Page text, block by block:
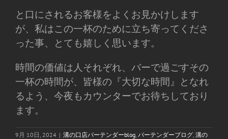
と口にされるお客様をよくお見かけします
が、私はこの一杯のために立ち寄ってくださ
った事、とても嬉しく思います。
時間の価値は人それぞれ、バーで過ごすその
一杯の時間が、皆様の『大切な時間』となれ
るよう、今夜もカウンターでお待ちしており
ます。
9月 10日, 2024 | 溝の口店バーテンダーblog バーテンダーブログ 溝の